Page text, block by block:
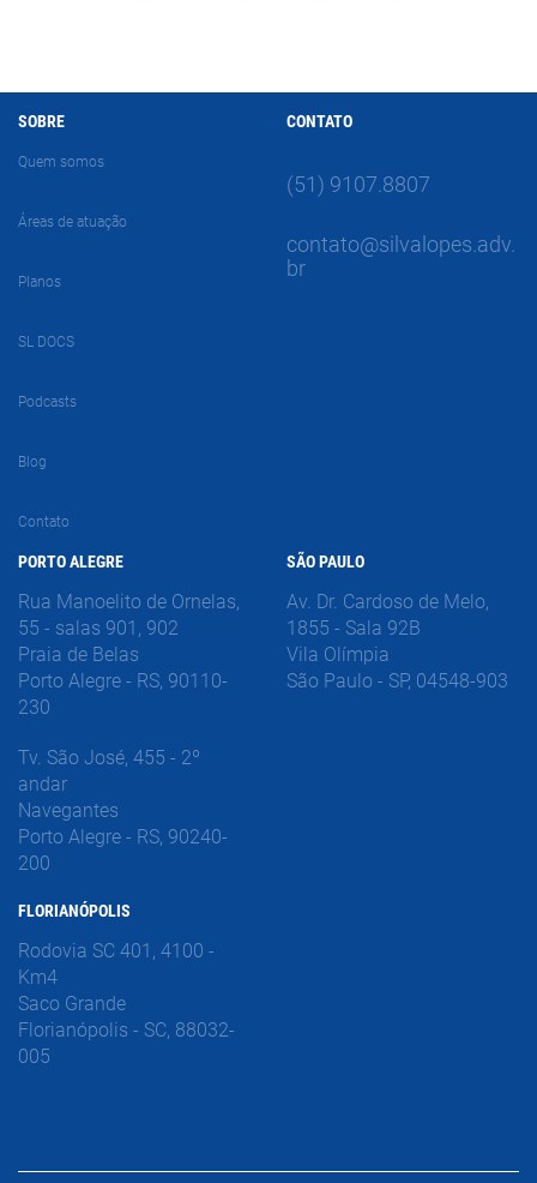
SOBRE
Quem somos
Áreas de atuação
Planos
SL DOCS
Podcasts
Blog
Contato
CONTATO
(51) 9107.8807
contato@silvalopes.adv.
br
PORTO ALEGRE
Rua Manoelito de Ornelas,
55 - salas 901, 902
Praia de Belas
Porto Alegre - RS, 90110-
230
Tv. São José, 455 - 2º
andar
Navegantes
Porto Alegre - RS, 90240-
200
FLORIANÓPOLIS
Rodovia SC 401, 4100 -
Km4
Saco Grande
Florianópolis - SC, 88032-
005
SÃO PAULO
Av. Dr. Cardoso de Melo,
1855 - Sala 92B
Vila Olímpia
São Paulo - SP, 04548-903